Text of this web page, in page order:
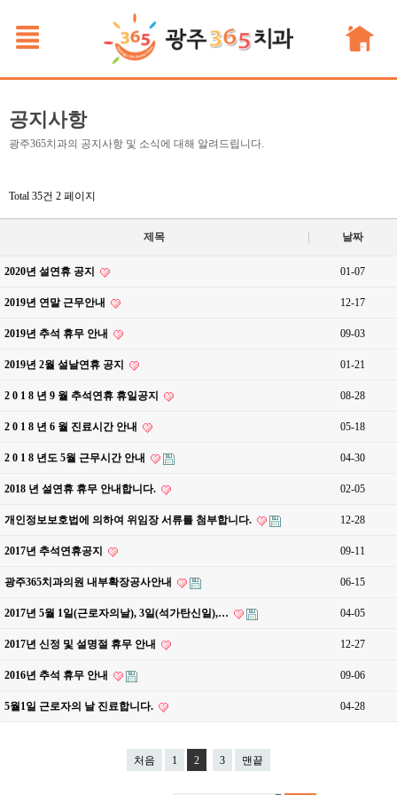
공지사항
광주365치과의 공지사항 및 소식에 대해 알려드립니다.
Total 35건 2 페이지
제목 날짜
2020년 설연휴 공지 01-07
2019년 연말 근무안내 12-17
2019년 추석 휴무 안내 09-03
2019년 2월 설날연휴 공지 01-21
2 0 1 8 년 9 월 추석연휴 휴일공지 08-28
2 0 1 8 년 6 월 진료시간 안내 05-18
2 0 1 8 년도 5월 근무시간 안내 04-30
2018 년 설연휴 휴무 안내합니다. 02-05
개인정보보호법에 의하여 위임장 서류를 첨부합니다. 12-28
2017년 추석연휴공지 09-11
광주365치과의원 내부확장공사안내 06-15
2017년 5월 1일(근로자의날), 3일(석가탄신일),… 04-05
2017년 신정 및 설명절 휴무 안내 12-27
2016년 추석 휴무 안내 09-06
5월1일 근로자의 날 진료합니다. 04-28
처음 1 2 3 맨끝